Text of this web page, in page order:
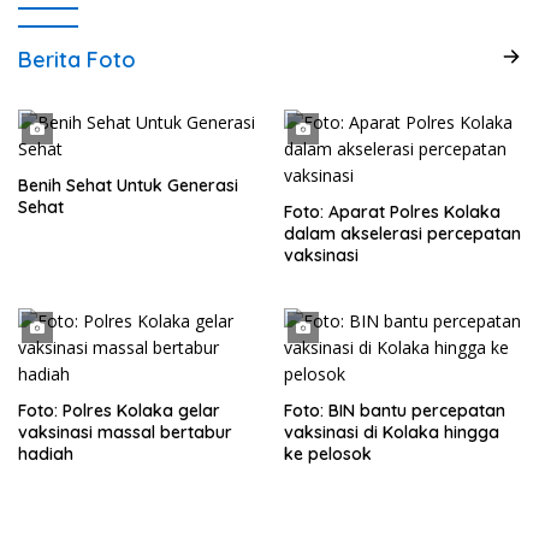
Berita Foto
Benih Sehat Untuk Generasi
Sehat
Foto: Aparat Polres Kolaka
dalam akselerasi percepatan
vaksinasi
Foto: Polres Kolaka gelar
vaksinasi massal bertabur
hadiah
Foto: BIN bantu percepatan
vaksinasi di Kolaka hingga
ke pelosok